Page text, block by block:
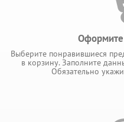
Оформите
Выберите понравившиеся
в корзину. Заполните
Обязательно